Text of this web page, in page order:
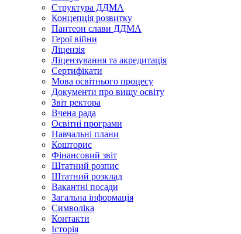
Структура ДДМА
Концепція розвитку
Пантеон слави ДДМА
Герої війни
Ліцензія
Ліцензування та акредитація
Сертифікати
Мова освітнього процесу
Документи про вищу освіту
Звіт ректора
Вчена рада
Освітні програми
Навчальні плани
Кошторис
Фінансовий звіт
Штатний розпис
Штатний розклад
Вакантні посади
Загальна інформація
Символіка
Контакти
Історія